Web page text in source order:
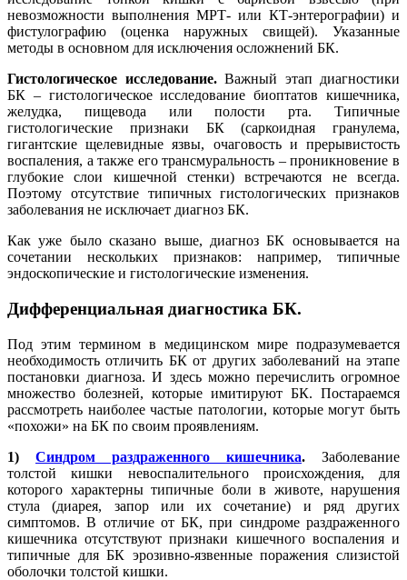
невозможности выполнения МРТ- или КТ-энтерографии) и
фистулографию (оценка наружных свищей). Указанные
методы в основном для исключения осложнений БК.
Гистологическое исследование.Важный этап диагностики
БК – гистологическое исследование биоптатов кишечника,
желудка, пищевода или полости рта. Типичные
гистологические признаки БК (саркоидная гранулема,
гигантские щелевидные язвы, очаговость и прерывистость
воспаления, а также его трансмуральность – проникновение в
глубокие слои кишечной стенки) встречаются не всегда.
Поэтому отсутствие типичных гистологических признаков
заболевания не исключает диагноз БК.
Как уже было сказано выше, диагноз БК основывается на
сочетании нескольких признаков: например, типичные
эндоскопические и гистологические изменения.
Дифференциальная диагностика БК.
Под этим термином в медицинском мире подразумевается
необходимость отличить БК от других заболеваний на этапе
постановки диагноза. И здесь можно перечислить огромное
множество болезней, которые имитируют БК. Постараемся
рассмотреть наиболее частые патологии, которые могут быть
«похожи» на БК по своим проявлениям.
1) Синдром раздраженного кишечника. Заболевание
толстой кишки невоспалительного происхождения, для
которого характерны типичные боли в животе, нарушения
стула (диарея, запор или их сочетание) и ряд других
симптомов. В отличие от БК, при синдроме раздраженного
кишечника отсутствуют признаки кишечного воспаления и
типичные для БК эрозивно-язвенные поражения слизистой
оболочки толстой кишки.